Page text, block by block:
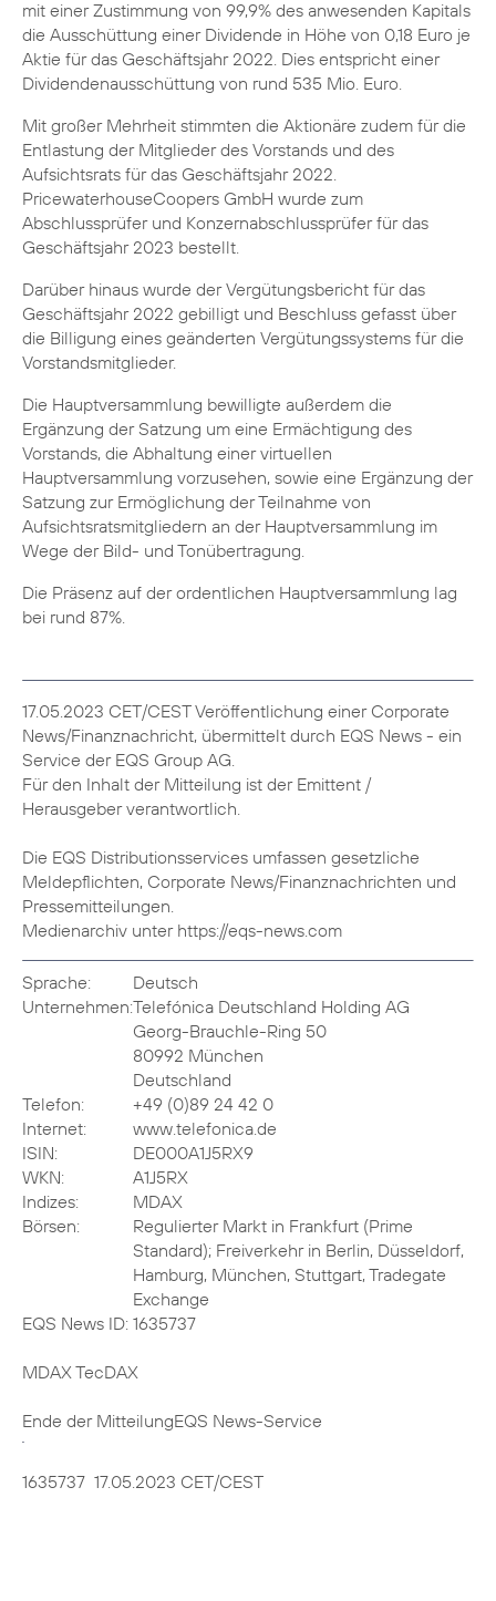
mit einer Zustimmung von 99,9% des anwesenden Kapitals
die Ausschüttung einer Dividende in Höhe von 0,18 Euro je
Aktie für das Geschäftsjahr 2022. Dies entspricht einer
Dividendenausschüttung von rund 535 Mio. Euro.
Mit großer Mehrheit stimmten die Aktionäre zudem für die
Entlastung der Mitglieder des Vorstands und des
Aufsichtsrats für das Geschäftsjahr 2022.
PricewaterhouseCoopers GmbH wurde zum
Abschlussprüfer und Konzernabschlussprüfer für das
Geschäftsjahr 2023 bestellt.
Darüber hinaus wurde der Vergütungsbericht für das
Geschäftsjahr 2022 gebilligt und Beschluss gefasst über
die Billigung eines geänderten Vergütungssystems für die
Vorstandsmitglieder.
Die Hauptversammlung bewilligte außerdem die
Ergänzung der Satzung um eine Ermächtigung des
Vorstands, die Abhaltung einer virtuellen
Hauptversammlung vorzusehen, sowie eine Ergänzung der
Satzung zur Ermöglichung der Teilnahme von
Aufsichtsratsmitgliedern an der Hauptversammlung im
Wege der Bild- und Tonübertragung.
Die Präsenz auf der ordentlichen Hauptversammlung lag
bei rund 87%.
17.05.2023 CET/CEST Veröffentlichung einer Corporate
News/Finanznachricht, übermittelt durch EQS News - ein
Service der EQS Group AG.
Für den Inhalt der Mitteilung ist der Emittent /
Herausgeber verantwortlich.
Die EQS Distributionsservices umfassen gesetzliche
Meldepflichten, Corporate News/Finanznachrichten und
Pressemitteilungen.
Medienarchiv unter https://eqs-news.com
Sprache:
Deutsch
Unternehmen:Telefónica Deutschland Holding AG
Georg-Brauchle-Ring 50
80992 München
Deutschland
Telefon:
+49 (0)89 24 42 0
Internet:
www.telefonica.de
ISIN:
DE000A1J5RX9
WKN:
A1J5RX
Indizes:
MDAX
Börsen:
Regulierter Markt in Frankfurt (Prime
Standard); Freiverkehr in Berlin, Düsseldorf,
Hamburg, München, Stuttgart, Tradegate
Exchange
EQS News ID: 1635737
MDAX TecDAX
Ende der MitteilungEQS News-Service
1635737 17.05.2023 CET/CEST